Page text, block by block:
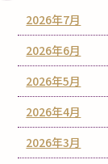
2026年7月
2026年6月
2026年5月
2026年4月
2026年3月